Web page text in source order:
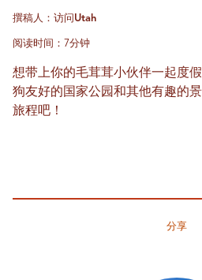
撰稿人：访问Utah
阅读时间：7分钟
想带上你的毛茸茸小伙伴一起度
狗友好的国家公园和其他有趣的
旅程吧！
分享